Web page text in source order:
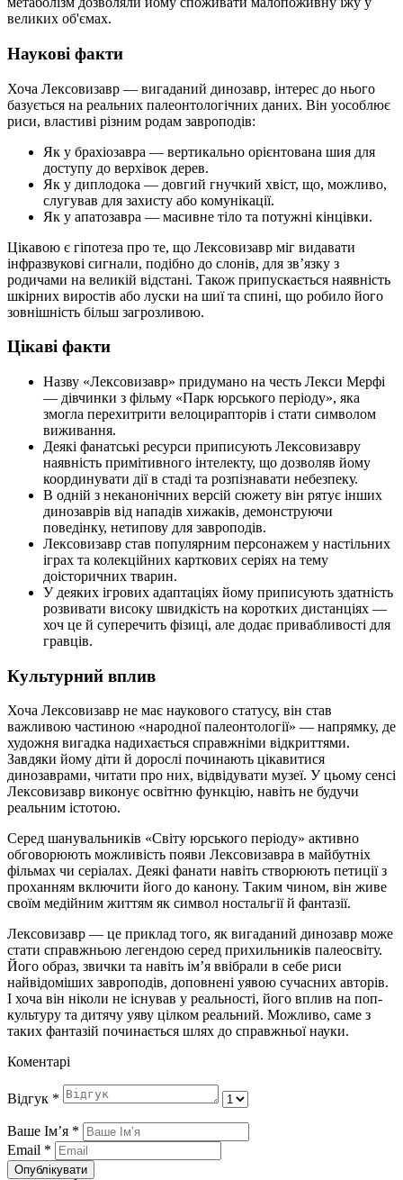
великих об'ємах.
Наукові факти
Хоча Лексовизавр — вигаданий динозавр, інтерес до нього
базується на реальних палеонтологічних даних. Він уособлює
риси, властиві різним родам завроподів:
Як у брахіозавра — вертикально орієнтована шия для
доступу до верхівок дерев.
Як у диплодока — довгий гнучкий хвіст, що, можливо,
слугував для захисту або комунікації.
Як у апатозавра — масивне тіло та потужні кінцівки.
Цікавою є гіпотеза про те, що Лексовизавр міг видавати
інфразвукові сигнали, подібно до слонів, для зв’язку з
родичами на великій відстані. Також припускається наявність
шкірних виростів або луски на шиї та спині, що робило його
зовнішність більш загрозливою.
Цікаві факти
Назву «Лексовизавр» придумано на честь Лекси Мерфі
— дівчинки з фільму «Парк юрського періоду», яка
змогла перехитрити велоцирапторів і стати символом
виживання.
Деякі фанатські ресурси приписують Лексовизавру
наявність примітивного інтелекту, що дозволяв йому
координувати дії в стаді та розпізнавати небезпеку.
В одній з неканонічних версій сюжету він рятує інших
динозаврів від нападів хижаків, демонструючи
поведінку, нетипову для завроподів.
Лексовизавр став популярним персонажем у настільних
іграх та колекційних карткових серіях на тему
доісторичних тварин.
У деяких ігрових адаптаціях йому приписують здатність
розвивати високу швидкість на коротких дистанціях —
хоч це й суперечить фізиці, але додає привабливості для
гравців.
Культурний вплив
Хоча Лексовизавр не має наукового статусу, він став
важливою частиною «народної палеонтології» — напрямку, де
художня вигадка надихається справжніми відкриттями.
Завдяки йому діти й дорослі починають цікавитися
динозаврами, читати про них, відвідувати музеї. У цьому сенсі
Лексовизавр виконує освітню функцію, навіть не будучи
реальним істотою.
Серед шанувальників «Світу юрського періоду» активно
обговорюють можливість появи Лексовизавра в майбутніх
фільмах чи серіалах. Деякі фанати навіть створюють петиції з
проханням включити його до канону. Таким чином, він живе
своїм медійним життям як символ ностальгії й фантазії.
Лексовизавр — це приклад того, як вигаданий динозавр може
стати справжньою легендою серед прихильників палеосвіту.
Його образ, звички та навіть ім’я ввібрали в себе риси
найвідоміших завроподів, доповнені уявою сучасних авторів.
І хоча він ніколи не існував у реальності, його вплив на поп-
культуру та дитячу уяву цілком реальний. Можливо, саме з
таких фантазій починається шлях до справжньої науки.
Коментарі
Відгук *
Ваше Імʼя *
Email *
Опублікувати